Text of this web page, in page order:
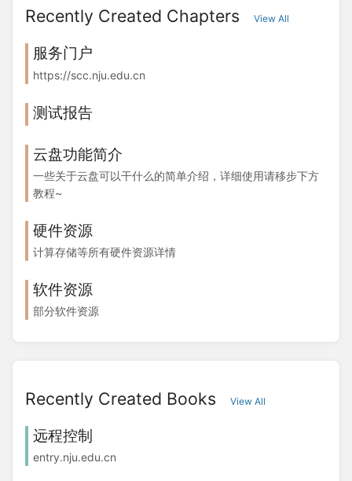
Recently Created Chapters View All
服务门户
https://scc.nju.edu.cn
测试报告
云盘功能简介
一些关于云盘可以干什么的简单介绍，详细使用请移步下方
教程~
硬件资源
计算存储等所有硬件资源详情
软件资源
部分软件资源
Recently Created Books View All
远程控制
entry.nju.edu.cn